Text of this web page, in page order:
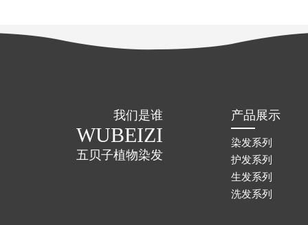
我们是谁
WUBEIZI
五贝子植物染发
产品展示
染发系列
护发系列
生发系列
洗发系列